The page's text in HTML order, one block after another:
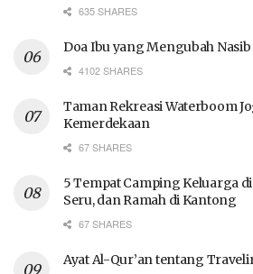
635 SHARES
Doa Ibu yang Mengubah
4102 SHARES
Taman Rekreasi Waterboom
Kemerdekaan
67 SHARES
5 Tempat Camping Keluarga
Seru, dan Ramah di Kantong
67 SHARES
Ayat Al-Qur’an tentang